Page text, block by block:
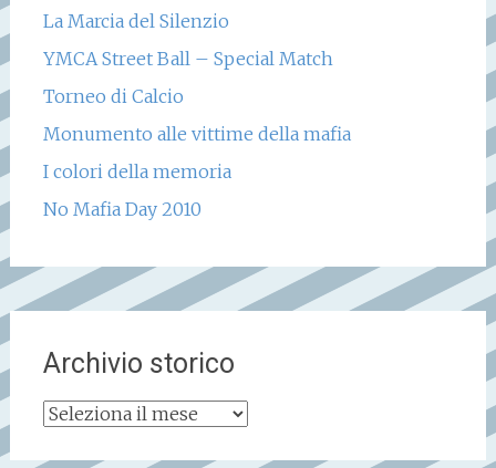
La Marcia del Silenzio
YMCA Street Ball – Special Match
Torneo di Calcio
Monumento alle vittime della mafia
I colori della memoria
No Mafia Day 2010
Archivio storico
Archivio